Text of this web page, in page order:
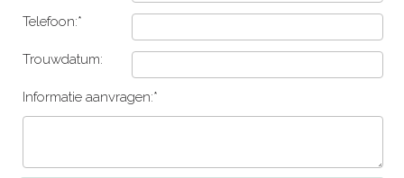
Telefoon:*
Trouwdatum:
Informatie aanvragen:*